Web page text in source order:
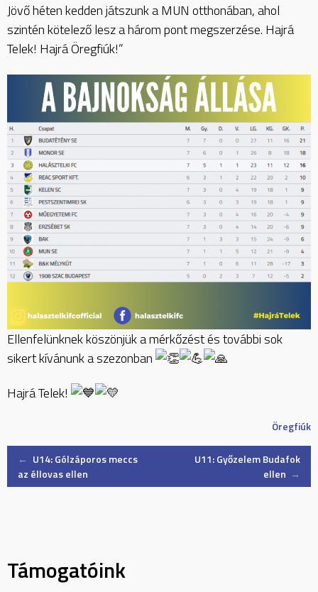
Jövő héten kedden játszunk a MUN otthonában, ahol
szintén kötelező lesz a három pont megszerzése. Hajrá
Telek! Hajrá Öregfiúk!”
Ellenfelünknek köszönjük a mérkőzést és további sok
sikert kívánunk a szezonban
Hajrá Telek!
Öregfiúk
Post
← U14: Gólzáporos meccs
az éllovas ellen
U11: Győzelem Budafok
ellen →
Támogatóink